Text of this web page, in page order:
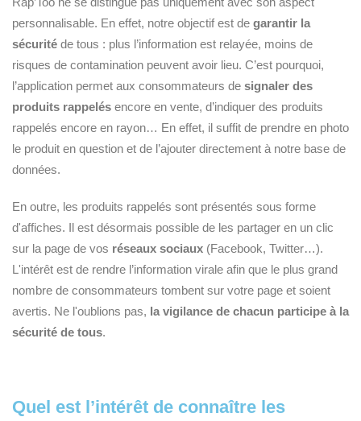
personnalisable. En effet, notre objectif est de garantir la
sécurité de tous : plus l’information est relayée, moins de
risques de contamination peuvent avoir lieu. C’est pourquoi,
l’application permet aux consommateurs de signaler des
produits rappelés encore en vente, d’indiquer des produits
rappelés encore en rayon… En effet, il suffit de prendre en photo
le produit en question et de l’ajouter directement à notre base de
données.
En outre, les produits rappelés sont présentés sous forme
d'affiches. Il est désormais possible de les partager en un clic
sur la page de vos réseaux sociaux (Facebook, Twitter…).
L'intérêt est de rendre l’information virale afin que le plus grand
nombre de consommateurs tombent sur votre page et soient
avertis. Ne l'oublions pas, la vigilance de chacun participe à la
sécurité de tous.
Quel est l’intérêt de connaître les